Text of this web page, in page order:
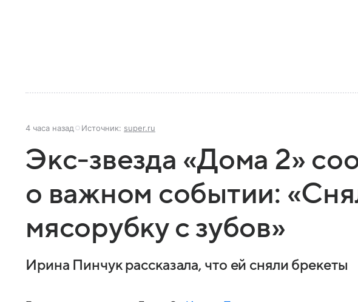
4 часа назад Источник: super.ru
Экс-звезда «Дома 2»
о важном событии:
мясорубку с зубов»
Ирина Пинчук рассказала, что ей сняли брекеты